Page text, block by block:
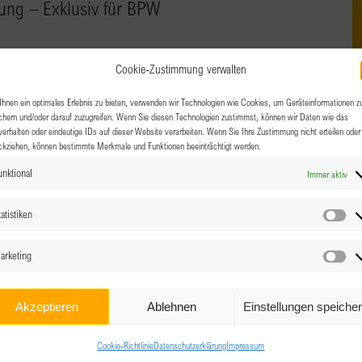
Cookie-Zustimmung verwalten
ein optimales Erlebnis zu bieten, verwenden wir Technologien wie Cookies, um Geräteinformationen
und/oder darauf zuzugreifen. Wenn Sie diesen Technologien zustimmst, können wir Daten wie das
oder eindeutige IDs auf dieser Website verarbeiten. Wenn Sie Ihre Zustimmung nicht erteilen oder
können bestimmte Merkmale und Funktionen beeinträchtigt werden.
Immer aktiv
Akzeptieren Ablehnen Einstellungen
Cookie-RichtlinieDatenschutzerklärungImpressum
– Exklusiv für BPW
länger dabei und willst mehr über BPW erfahren?
ist genau dafür gedacht. Nimm auch DU teil!